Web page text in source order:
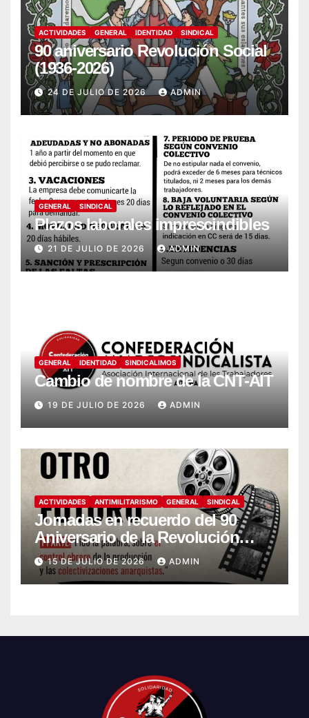
ACTIVIDADES GENERAL IDENTIDAD SINDICAL
90 aniversario Revolución Social
(1936-2026)
24 DE JULIO DE 2026 ADMIN
GENERAL SINDICAL
Plazos laborales imprescindibles
21 DE JULIO DE 2026 ADMIN
GENERAL IDENTIDAD SINDICALIMOS
Cambio de nombre de la CNT-AIT
19 DE JULIO DE 2026 ADMIN
ACTIVIDADES ANTIMILITARISMO GENERAL SINDICAL
Jornadas en recuerdo del 90
Aniversario de la Revolución
Social (1936-2026)
15 DE JULIO DE 2026 ADMIN